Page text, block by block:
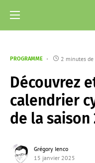
PROGRAMME 2 minutes
Découvrez
calendrier
de la saison
Grégory Ienco
15 janvier 2025